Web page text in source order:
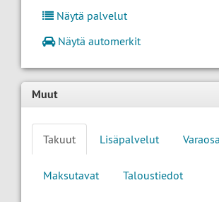
Näytä palvelut
Näytä automerkit
Muut
Takuut Lisäpalvelut
Maksutavat Taloustiedot